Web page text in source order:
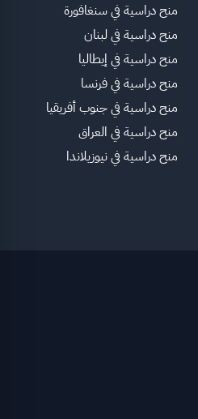
منح دراسية في سنغافورة
منح دراسية في لبنان
منح دراسية في إيطاليا
منح دراسية في فرنسا
منح دراسية في جنوب أفريقيا
منح دراسية في العراق
منح دراسية في نيوزيلاندا